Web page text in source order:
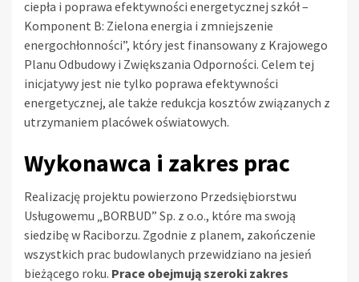
ciepła i poprawa efektywności energetycznej szkół –
Komponent B: Zielona energia i zmniejszenie
energochłonności”, który jest finansowany z Krajowego
Planu Odbudowy i Zwiększania Odporności. Celem tej
inicjatywy jest nie tylko poprawa efektywności
energetycznej, ale także redukcja kosztów związanych z
utrzymaniem placówek oświatowych.
Wykonawca i zakres prac
Realizację projektu powierzono Przedsiębiorstwu
Usługowemu „BORBUD” Sp. z o.o., które ma swoją
siedzibę w Raciborzu. Zgodnie z planem, zakończenie
wszystkich prac budowlanych przewidziano na jesień
bieżącego roku. Prace obejmują szeroki zakres